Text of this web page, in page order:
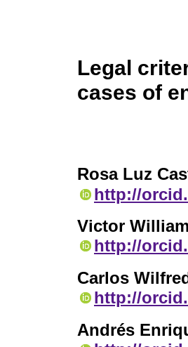
Legal
cases of
Rosa Luz
http://
Victor
http://
Carlos
http://
Andrés